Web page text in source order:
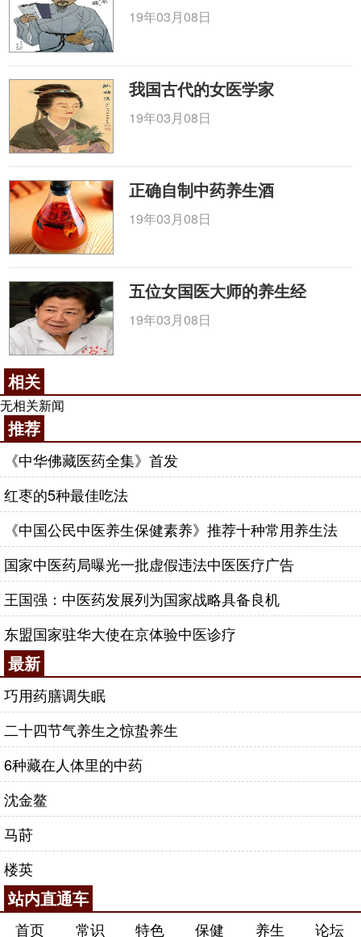
19年03月08日
我国古代的女医学家
19年03月08日
正确自制中药养生酒
19年03月08日
五位女国医大师的养生经
19年03月08日
相关
无相关新闻
推荐
《中华佛藏医药全集》首发
红枣的5种最佳吃法
《中国公民中医养生保健素养》推荐十种常用养生法
国家中医药局曝光一批虚假违法中医医疗广告
王国强：中医药发展列为国家战略具备良机
东盟国家驻华大使在京体验中医诊疗
最新
巧用药膳调失眠
二十四节气养生之惊蛰养生
6种藏在人体里的中药
沈金鳌
马莳
楼英
站内直通车
首页 常识 特色 保健 养生 论坛